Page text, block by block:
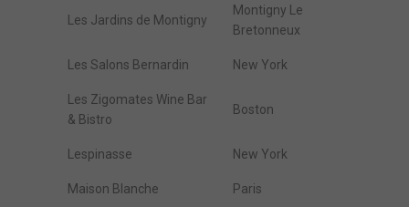
Les Jardins de Montigny
Montigny Le
Bretonneux
Les Salons Bernardin New York
Les Zigomates Wine Bar
& Bistro
Boston
Lespinasse New York
Maison Blanche Paris